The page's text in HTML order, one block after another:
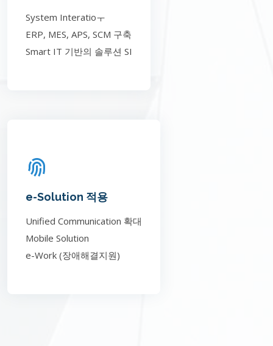
System Interatioㅜ
ERP, MES, APS, SCM 구축
Smart IT 기반의 솔루션 SI
e-Solution 적용
Unified Communication 확대
Mobile Solution
e-Work (장애해결지원)